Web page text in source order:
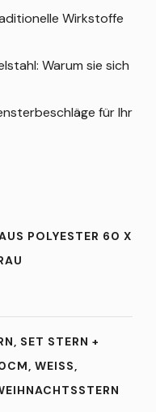
Wirkstoffe
Warum sie sich
für Ihr
POLYESTER 60 X
SET STERN +
WEISS, AD